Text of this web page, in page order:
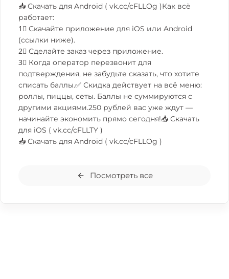
📥 Скачать для Android ( vk.cc/cFLLOg )Как всё
работает:
1⃣ Скачайте приложение для iOS или Android
(ссылки ниже).
2⃣ Сделайте заказ через приложение.
3⃣ Когда оператор перезвонит для
подтверждения, не забудьте сказать, что хотите
списать баллы.✅ Скидка действует на всё меню:
роллы, пиццы, сеты. Баллы не суммируются с
другими акциями.250 рублей вас уже ждут —
начинайте экономить прямо сегодня!📥 Скачать
для iOS ( vk.cc/cFLLTY )
📥 Скачать для Android ( vk.cc/cFLLOg )
Посмотреть все